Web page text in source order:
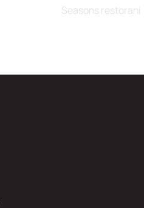
Seasons restorani